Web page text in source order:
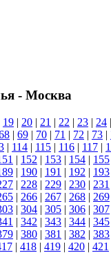
- Москва
19 | 20 | 21 | 22 | 23 | 24 |
| 69 | 70 | 71 | 72 | 73 |
| 114 | 115 | 116 | 117 |
| 152 | 153 | 154 | 155
| 190 | 191 | 192 | 193
| 228 | 229 | 230 | 231
| 266 | 267 | 268 | 269
| 304 | 305 | 306 | 307
| 342 | 343 | 344 | 345
| 380 | 381 | 382 | 383
| 418 | 419 | 420 | 421